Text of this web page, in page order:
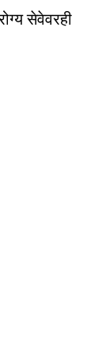
सेवेवरही